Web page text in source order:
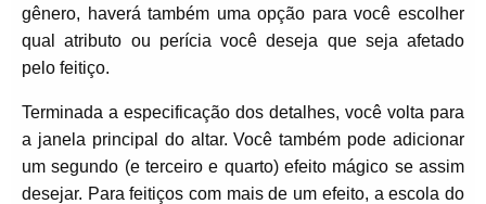
gênero, haverá também uma opção para você escolher
qual atributo ou perícia você deseja que seja afetado
pelo feitiço.
Terminada a especificação dos detalhes, você volta para
a janela principal do altar. Você também pode adicionar
um segundo (e terceiro e quarto) efeito mágico se assim
desejar. Para feitiços com mais de um efeito, a escola do